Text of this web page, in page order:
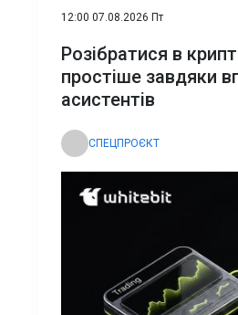
12:00 07.08.2026 Пт
Розібратися в
простіше завдяки
асистентів
СПЕЦПРОЄКТ